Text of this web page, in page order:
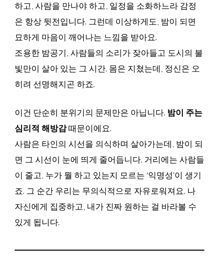
하고, 사람을 만나야 하고, 일정을 소화하느라 감정
은 항상 뒷전입니다. 그런데 이상하게도, 밤이 되면
묘하게 마음이 깨어나는 느낌을 받아요.
조용한 밤공기, 사람들의 소리가 잦아들고 도시의 불
빛만이 살아 있는 그 시간. 몸은 지쳤는데, 정신은 오
히려 선명해지곤 하죠.
이건 단순히 분위기의 문제만은 아닙니다. 밤이 주는
심리적 해방감때문이에요.
사람은 타인의 시선을 의식하며 살아가는데, 밤이 되
면 그 시선이 눈에 띄게 줄어듭니다. 거리에는 사람들
이 줄고, 누가 뭘 하고 있는지 모르는 ‘익명성’이 생기
죠. 그 순간 우리는 무의식적으로 자유로워져요. 나
자신에게 집중하고, 내가 진짜 원하는 걸 바라볼 수
있게 됩니다.